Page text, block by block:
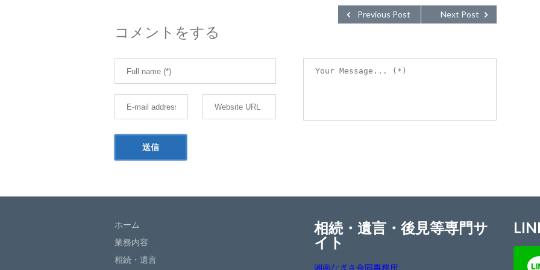
Next Post
Previous Post
コメントをする
ホーム
業務内容
相続・遺言
相続・遺言・後見等専門サ
イト
湘南なぎさ合同事務所